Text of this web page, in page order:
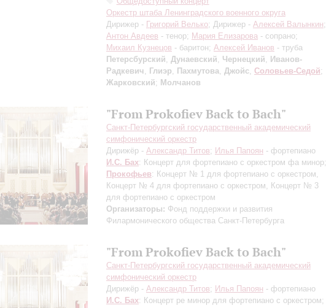
Оркестр штаба Ленинградского военного округа
Дирижер - Григорий Велько; Дирижер - Алексей Валынкин;
Антон Авдеев - тенор; Мария Елизарова - сопрано;
Михаил Кузнецов - баритон; Алексей Иванов - труба
Петерсбурский, Дунаевский, Чернецкий, Иванов-
Радкевич, Глиэр, Пахмутова, Джойс, Соловьев-Седой;
Жарковский; Молчанов
"From Prokofiev Back to Bach"
Санкт-Петербургский государственный академический
симфонический оркестр
Дирижёр - Александр Титов; Илья Папоян - фортепиано
И.С. Бах: Концерт для фортепиано с оркестром фа минор;
Прокофьев: Концерт № 1 для фортепиано с оркестром,
Концерт № 4 для фортепиано с оркестром, Концерт № 3
для фортепиано с оркестром
Организаторы: Фонд поддержки и развития
Филармонического общества Санкт-Петербурга
"From Prokofiev Back to Bach"
Санкт-Петербургский государственный академический
симфонический оркестр
Дирижёр - Александр Титов; Илья Папоян - фортепиано
И.С. Бах: Концерт ре минор для фортепиано с оркестром;